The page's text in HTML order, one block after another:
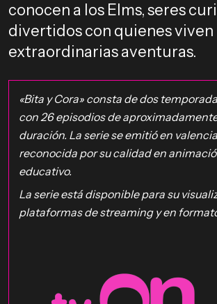
conocen a los Elms, seres
divertidos con quienes viven
extraordinarias aventuras.
«Bita y Cora» consta de dos
con 26 episodios de
duración. La serie se emitió en
reconocida por su calidad en
educativo.
La serie está disponible para su
plataformas de streaming y en